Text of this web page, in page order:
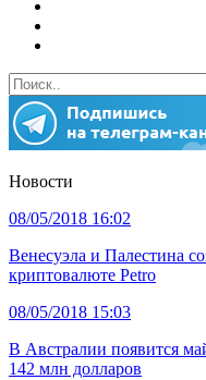
Новости
08/05/2018 16:02
Венесуэла и Палестина
криптовалюте Petro
08/05/2018 15:03
В Австралии появится
142 млн долларов